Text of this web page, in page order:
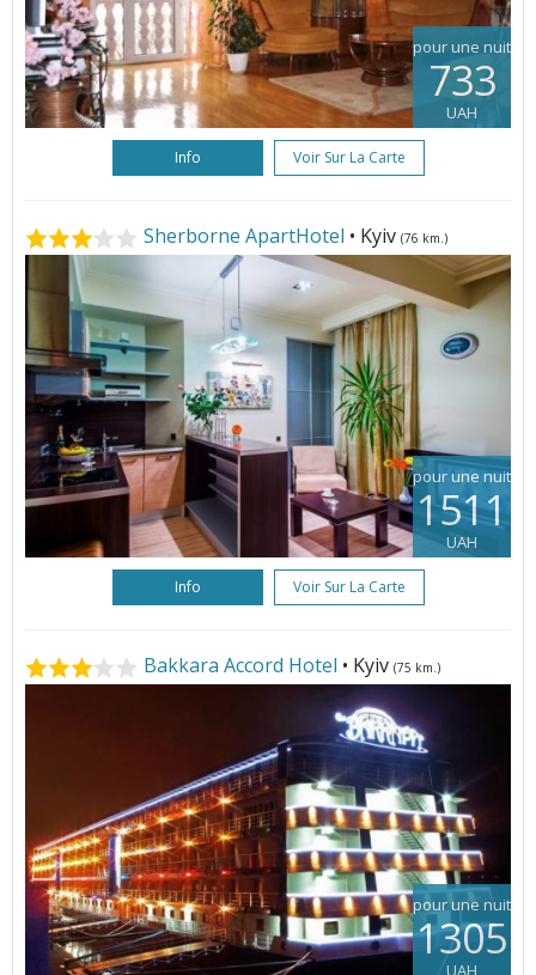
pour une nuit
733
UAH
Info Voir Sur La Carte
Sherborne ApartHotel • Kyiv (76 km.)
pour une nuit
1511
UAH
Info Voir Sur La Carte
Bakkara Accord Hotel • Kyiv (75 km.)
pour une nuit
1305
UAH